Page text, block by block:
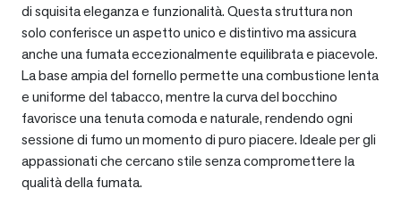
di squisita eleganza e funzionalità. Questa struttura non
solo conferisce un aspetto unico e distintivo ma assicura
anche una fumata eccezionalmente equilibrata e piacevole.
La base ampia del fornello permette una combustione lenta
e uniforme del tabacco, mentre la curva del bocchino
favorisce una tenuta comoda e naturale, rendendo ogni
sessione di fumo un momento di puro piacere. Ideale per gli
appassionati che cercano stile senza compromettere la
qualità della fumata.